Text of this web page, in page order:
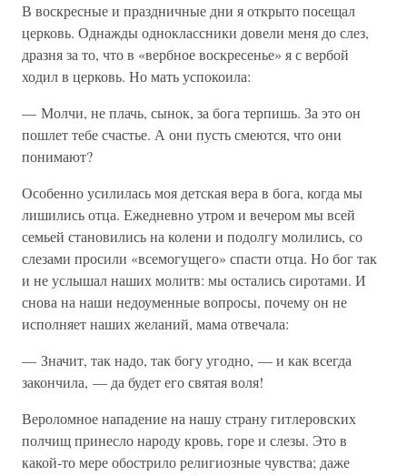
В воскресные и праздничные дни я открыто посещал
церковь. Однажды одноклассники довели меня до слез,
дразня за то, что в «вербное воскресенье» я с вербой
ходил в церковь. Но мать успокоила:
— Молчи, не плачь, сынок, за бога терпишь. За это он
пошлет тебе счастье. А они пусть смеются, что они
понимают?
Особенно усилилась моя детская вера в бога, когда мы
лишились отца. Ежедневно утром и вечером мы всей
семьей становились на колени и подолгу молились, со
слезами просили «всемогущего» спасти отца. Но бог так
и не услышал наших молитв: мы остались сиротами. И
снова на наши недоуменные вопросы, почему он не
исполняет наших желаний, мама отвечала:
— Значит, так надо, так богу угодно, — и как всегда
закончила, — да будет его святая воля!
Вероломное нападение на нашу страну гитлеровских
полчищ принесло народу кровь, горе и слезы. Это в
какой-то мере обострило религиозные чувства; даже